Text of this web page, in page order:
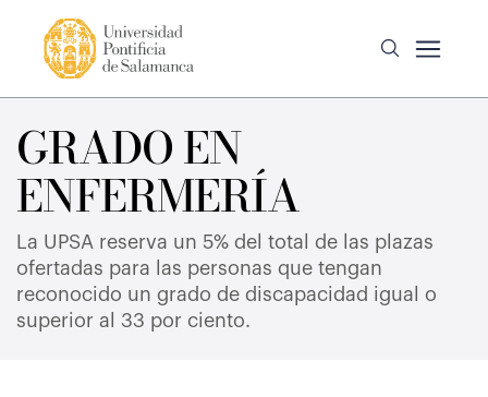
GRADO EN
ENFERMERÍA
La UPSA reserva un 5% del total de las plazas
ofertadas para las personas que tengan
reconocido un grado de discapacidad igual o
superior al 33 por ciento.